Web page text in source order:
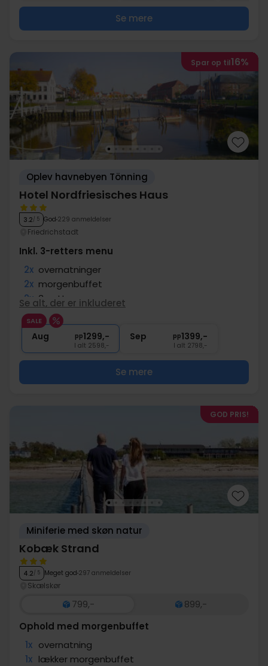
Se mere
Spar op til16%
Oplev havnebyen Tönning
Hotel Nordfriesisches Haus
3.2/ 5 God 229 anmeldelser
Friedrichstadt
Inkl. 3-retters menu
2x overnatninger
2x morgenbuffet
2x 3-retters menu
1x 1 velkomstdrink
∞ Gratis parkering
Se alt, der er inkluderet
SALE
Aug pp1299,-
I alt 2598,-
Sep pp1399,-
I alt 2798,-
Se mere
GOD PRIS!
Miniferie med skøn natur
Kobæk Strand
4.2/ 5 Meget god 297 anmeldelser
Skælskør
799,-
899,-
Ophold med morgenbuffet
1x overnatning
1x lækker morgenbuffet